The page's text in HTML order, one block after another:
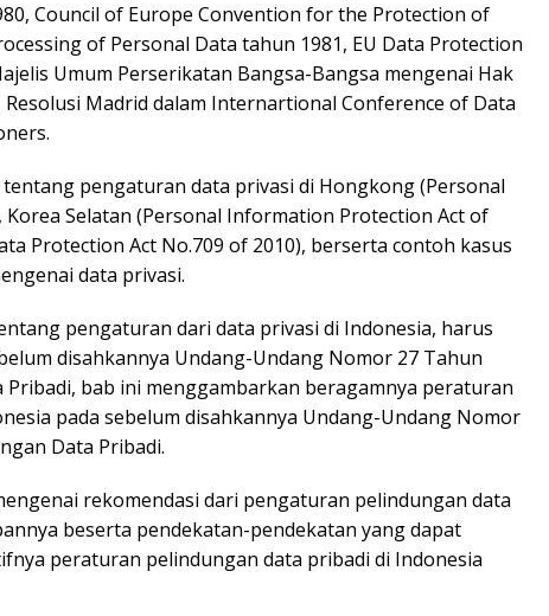
Council of Europe Convention for the Protection of
of Personal Data tahun 1981, EU Data Protection
Umum Perserikatan Bangsa-Bangsa mengenai Hak
Madrid dalam Internartional Conference of Data
pengaturan data privasi di Hongkong (Personal
Korea Selatan (Personal Information Protection Act of
Protection Act No.709 of 2010), berserta contoh kasus
data privasi.
pengaturan dari data privasi di Indonesia, harus
disahkannya Undang-Undang Nomor 27 Tahun
Pribadi, bab ini menggambarkan beragamnya peraturan
pada sebelum disahkannya Undang-Undang Nomor
Data Pribadi.
rekomendasi dari pengaturan pelindungan data
beserta pendekatan-pendekatan yang dapat
peraturan pelindungan data pribadi di Indonesia